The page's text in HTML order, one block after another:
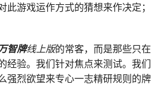
游戏运作方式的猜想来作决定；
智牌线上版的常客，而是那些只在
经验。我们针对焦点来测试。我们
强烈欲望来专心一志精研规则的牌